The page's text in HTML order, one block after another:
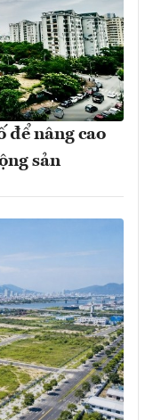
để nâng cao
sản